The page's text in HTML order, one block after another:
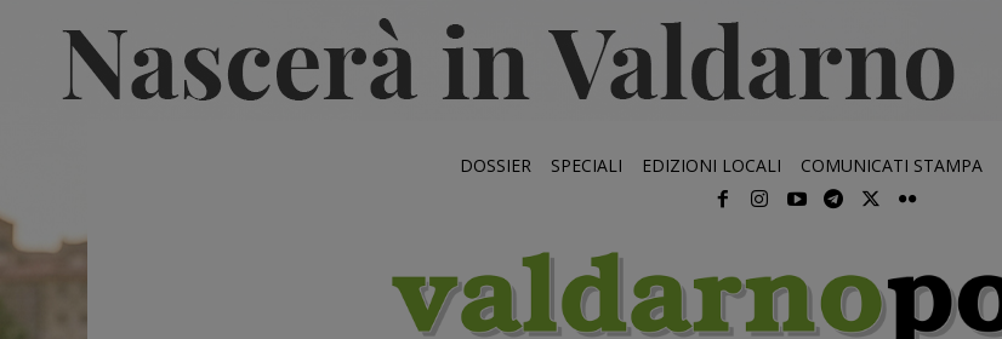
DOSSIER SPECIALI EDIZIONI LOCALI COMUNICATI STAMPA